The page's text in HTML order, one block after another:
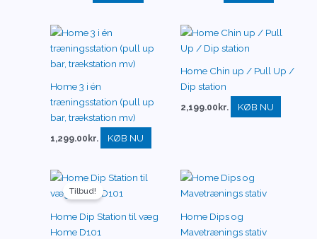
Home 3 i én
træningsstation (pull up
bar, trækstation mv)
1,299.00 kr. KØB NU
Home Chin up / Pull Up /
Dip station
2,199.00 kr. KØB NU
Tilbud!
Home Dip Station til væg
Home D101
Den
oprindelige
pris
849.00kr..
Den
599.00kr..
Home Dips og
Mavetrænings stativ